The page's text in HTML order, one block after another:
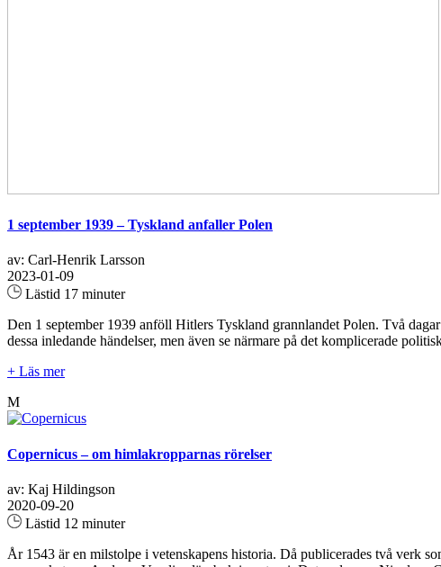
1 september 1939 – Tyskland anfaller Polen
av: Carl-Henrik Larsson
2023-01-09
Lästid 17 minuter
Den 1 september 1939 anföll Hitlers Tyskland grannlandet Polen. Två
dessa inledande händelser, men även se närmare på det komplicerade
+ Läs mer
M
Copernicus – om himlakropparnas rörelser
av: Kaj Hildingson
2020-09-20
Lästid 12 minuter
År 1543 är en milstolpe i vetenskapens historia. Då publicerades två verk